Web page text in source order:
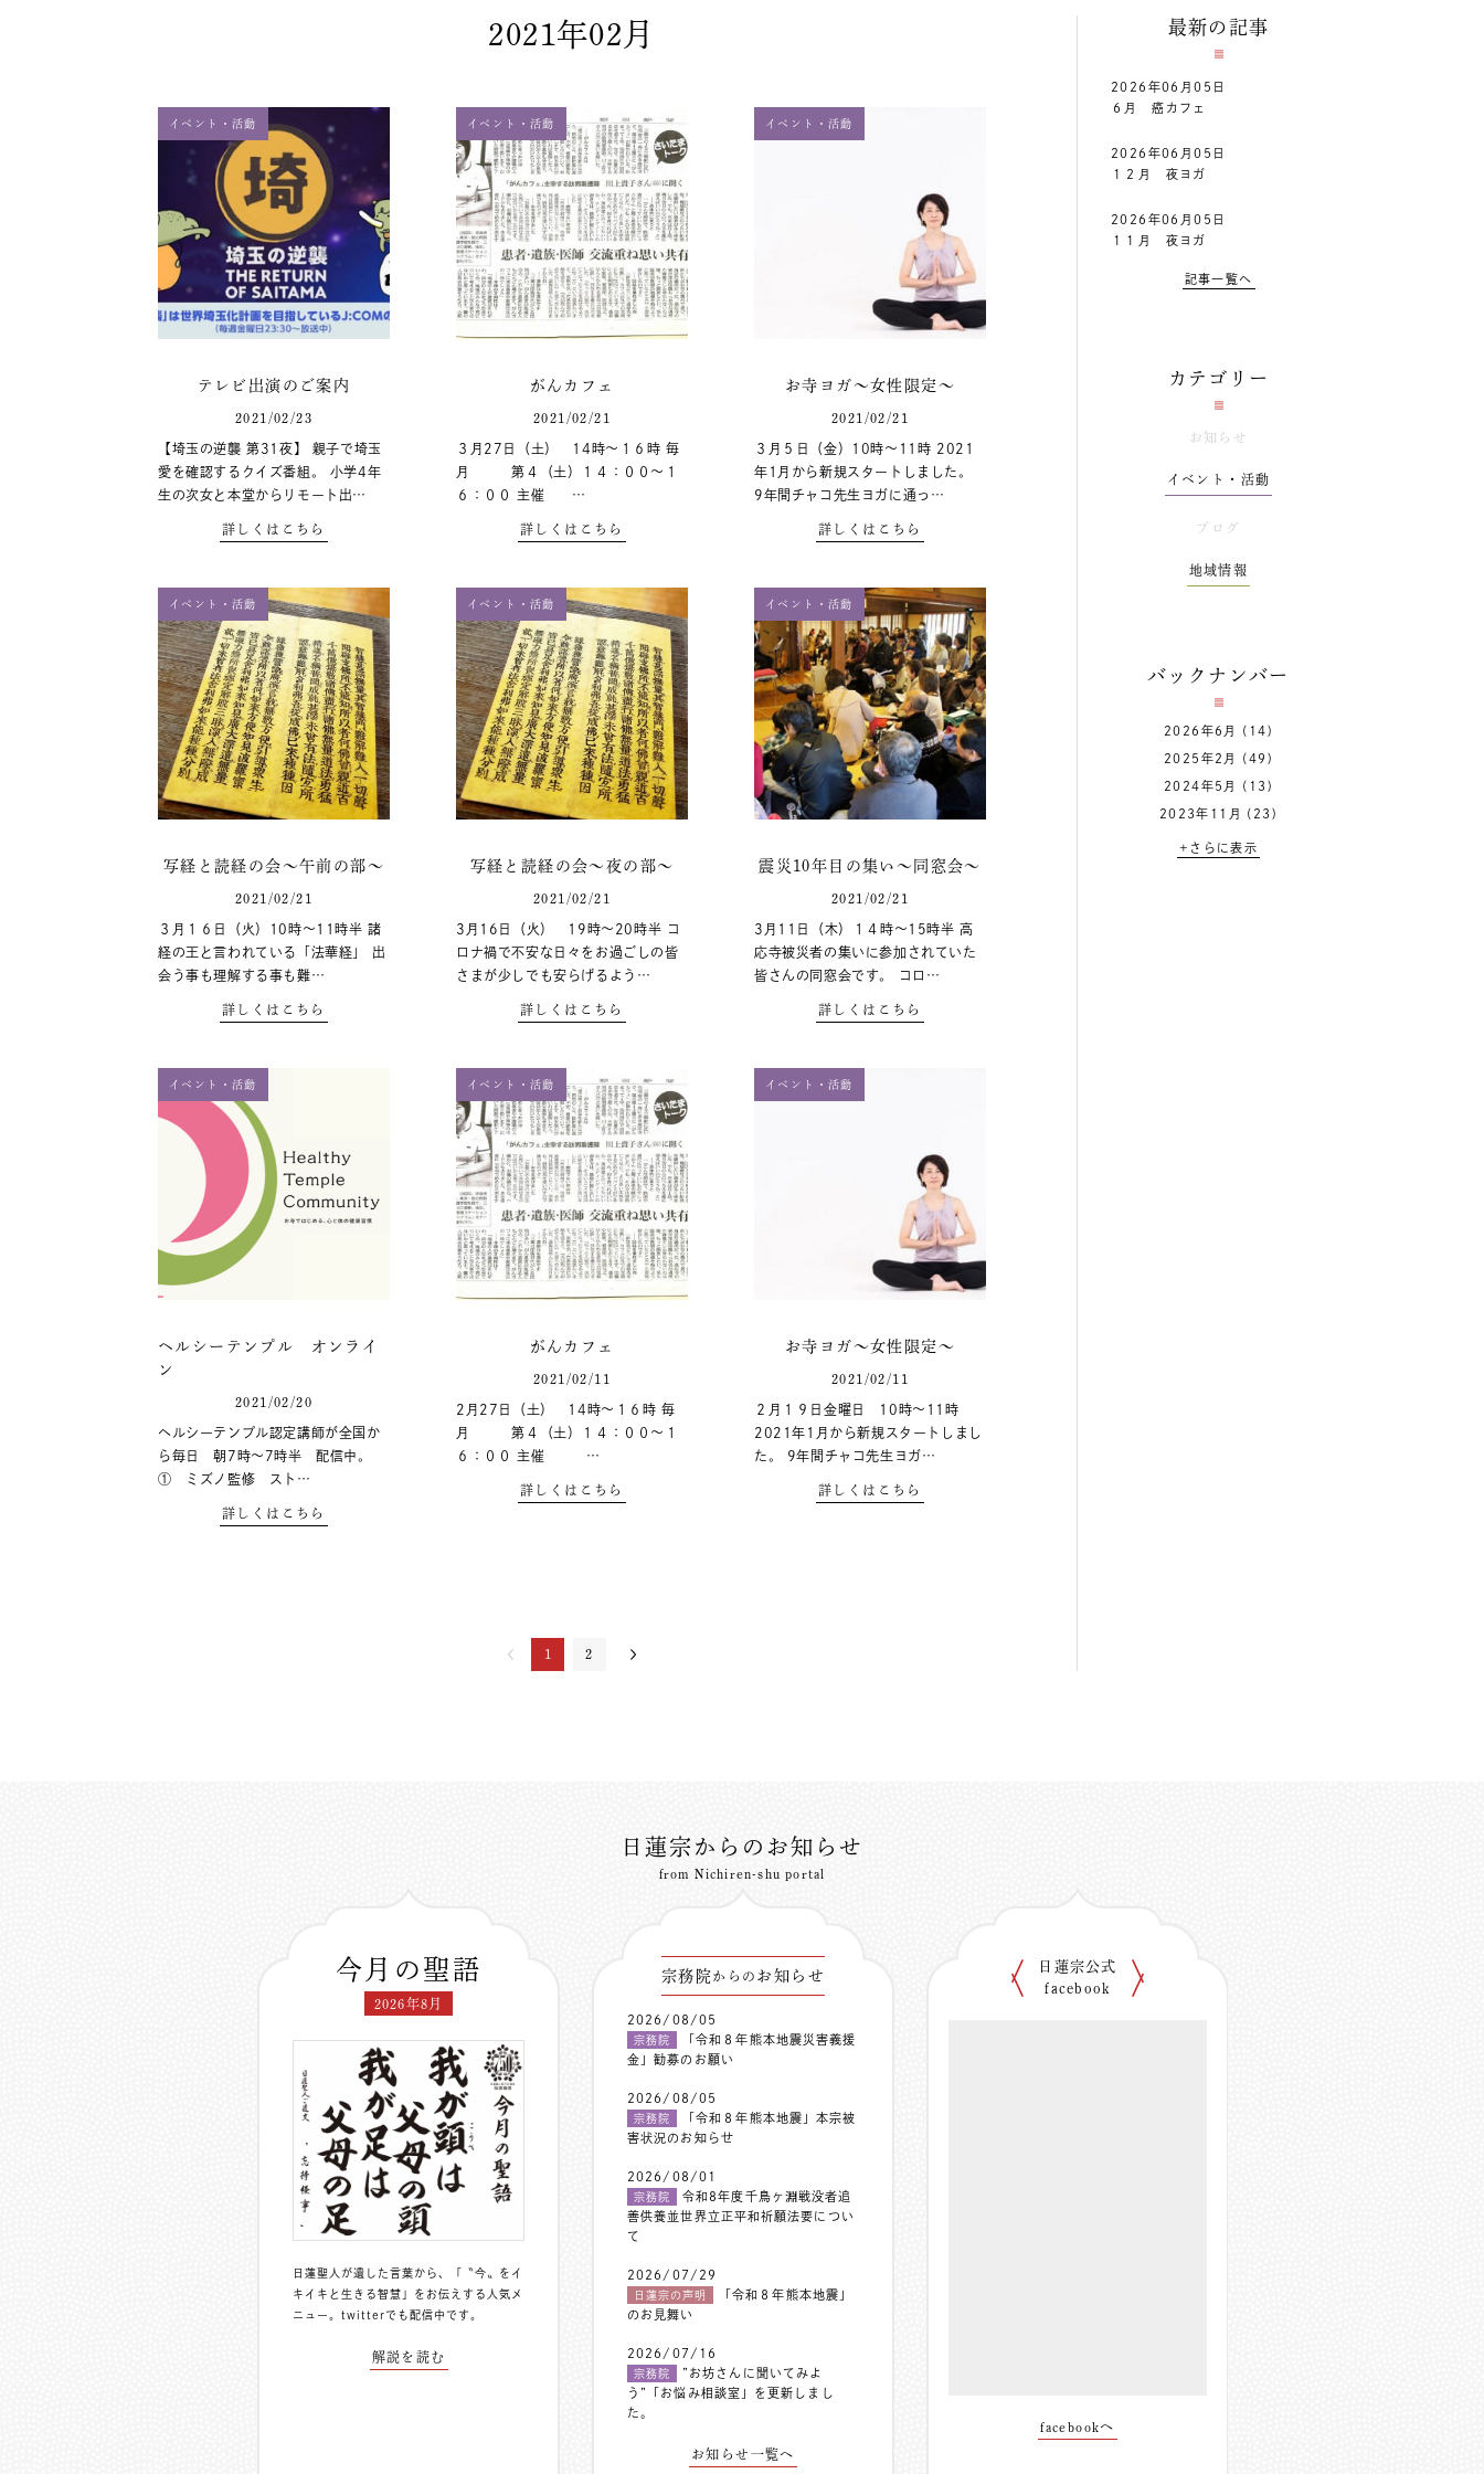
2021年02月
イベント・活動
テレビ出演のご案内
2021/02/23
【埼玉の逆襲 第31夜】 親子で埼玉
愛を確認するクイズ番組。 小学4年
生の次女と本堂からリモート出…
詳しくはこちら
イベント・活動
がんカフェ
2021/02/21
３月27日（土） 14時～１６時 毎
月 第４（土）１４：００～１
６：００ 主催 …
詳しくはこちら
イベント・活動
お寺ヨガ～女性限定～
2021/02/21
３月５日（金）10時～11時 2021
年1月から新規スタートしました。
9年間チャコ先生ヨガに通っ…
詳しくはこちら
イベント・活動
写経と読経の会～午前の部～
2021/02/21
３月１６日（火）10時～11時半 諸
経の王と言われている「法華経」 出
会う事も理解する事も難…
詳しくはこちら
イベント・活動
写経と読経の会～夜の部～
2021/02/21
3月16日（火） 19時～20時半 コ
ロナ禍で不安な日々をお過ごしの皆
さまが少しでも安らげるよう…
詳しくはこちら
イベント・活動
震災10年目の集い～同窓会～
2021/02/21
3月11日（木）１４時～15時半 高
応寺被災者の集いに参加されていた
皆さんの同窓会です。 コロ…
詳しくはこちら
イベント・活動
ヘルシーテンプル オンライ
ン
2021/02/20
ヘルシーテンプル認定講師が全国か
ら毎日 朝7時～7時半 配信中。
① ミズノ監修 スト…
詳しくはこちら
イベント・活動
がんカフェ
2021/02/11
2月27日（土） 14時～１６時 毎
月 第４（土）１４：００～１
６：００ 主催 …
詳しくはこちら
イベント・活動
お寺ヨガ～女性限定～
2021/02/11
２月１９日金曜日 10時～11時
2021年1月から新規スタートしまし
た。 9年間チャコ先生ヨガ…
詳しくはこちら
1 2
最新の記事
2026年06月05日
６月 癌カフェ
2026年06月05日
１２月 夜ヨガ
2026年06月05日
１１月 夜ヨガ
記事一覧へ
カテゴリー
お知らせ
イベント・活動
ブログ
地域情報
バックナンバー
2026年6月 (14)
2025年2月 (49)
2024年5月 (13)
2023年11月 (23)
+さらに表示
日蓮宗からのお知らせ
from Nichiren-shu portal
今月の聖語
2026年8月
日蓮聖人が遺した言葉から、「〝今〟をイ
キイキと生きる智慧」をお伝えする人気メ
ニュー。 twitterでも配信中 です。
解説を読む
宗務院からの お知らせ
2026/08/05
宗務院
「令和８年熊本地震災害義援
金」勧募のお願い
2026/08/05
宗務院
「令和８年熊本地震」本宗被
害状況のお知らせ
2026/08/01
宗務院
令和8年度千鳥ヶ淵戦没者追
善供養並世界立正平和祈願法要につい
て
2026/07/29
日蓮宗の声明
「令和８年熊本地震」
のお見舞い
2026/07/16
宗務院
”お坊さんに聞いてみよ
う”「お悩み相談室」を更新しまし
た。
お知らせ一覧へ
日蓮宗公式
facebook
facebookへ